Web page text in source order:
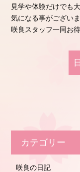
見学や体験だけでも
気になる事がござい
咲良スタッフ一同お
カテゴリー
咲良の日記